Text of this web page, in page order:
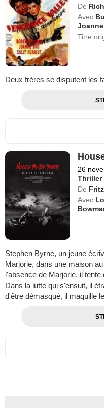
De
Avec
Titre
Deux frères se disputent les
26
Thriller
De
Avec
Stephen Byrne, un jeune
Marjorie, dans une maison
l'absence de Marjorie, il
Dans la lutte qui s'ensuit, il
d'être démasqué, il maquille